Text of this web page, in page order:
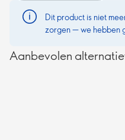
Dit product is niet
zorgen — we hebben
Aanbevolen